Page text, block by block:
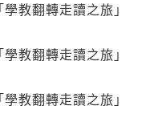
教翻轉走讀之旅」
教翻轉走讀之旅」
教翻轉走讀之旅」